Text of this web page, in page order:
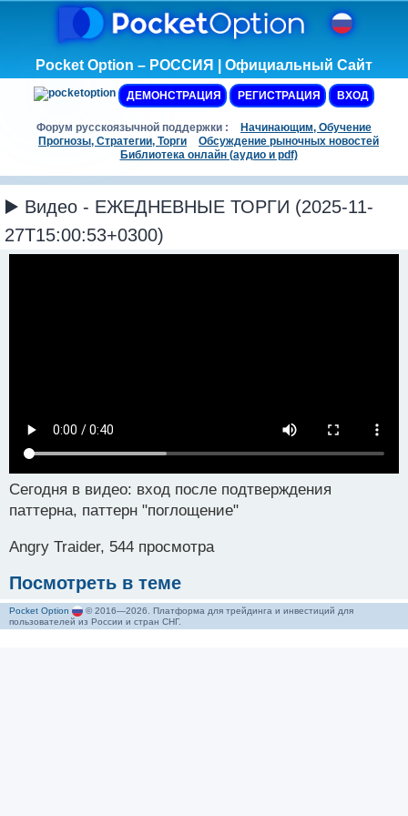
Pocket Option – РОССИЯ | Официальный Сайт
ДЕМОНСТРАЦИЯ РЕГИСТРАЦИЯ ВХОД
Форум русскоязычной поддержки :
Начинающим, Обучение
Прогнозы, Стратегии, Торги
Обсуждение рыночных новостей
Библиотека онлайн (аудио и pdf)
▶️ Видео - ЕЖЕДНЕВНЫЕ ТОРГИ (2025-11-
27T15:00:53+0300)
Сегодня в видео: вход после подтверждения
паттерна, паттерн "поглощение"
Angry Traider, 544 просмотра
Посмотреть в теме
Pocket Option
© 2016—2026. Платформа для трейдинга и инвестиций для
пользователей из России и стран СНГ.